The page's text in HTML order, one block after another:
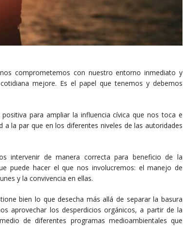
comprometemos con nuestro entorno inmediato y
mejore. Es el papel que tenemos y debemos
para ampliar la influencia cívica que nos toca e
la par que en los diferentes niveles de las autoridades
intervenir de manera correcta para beneficio de la
puede hacer el que nos involucremos: el manejo de
y la convivencia en ellas.
bien lo que desecha más allá de separar la basura
aprovechar los desperdicios orgánicos, a partir de la
de diferentes programas medioambientales que